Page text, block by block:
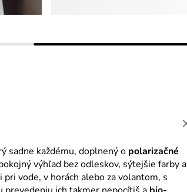
sadne každému, doplnený o polarizačné
výhľad bez odleskov, sýtejšie farby a
vode, v horách alebo za volantom, s